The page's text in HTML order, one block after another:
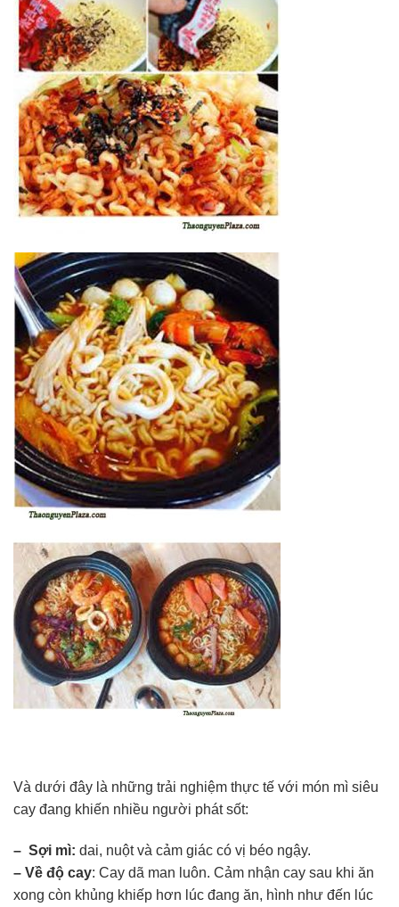
Và dưới đây là những trải nghiệm thực tế với món mì siêu
cay đang khiến nhiều người phát sốt:
– Sợi mì: dai, nuột và cảm giác có vị béo ngậy.
– Về độ cay: Cay dã man luôn. Cảm nhận cay sau khi ăn
xong còn khủng khiếp hơn lúc đang ăn, hình như đến lúc